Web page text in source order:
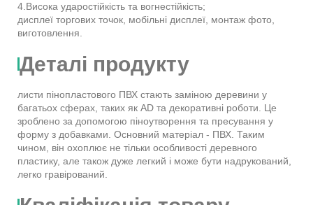
4.Висока ударостійкість та вогнестійкість;
дисплеї торгових точок, мобільні дисплеї, монтаж фото,
виготовлення.
Деталі продукту
листи пінопластового ПВХ стають заміною деревини у
багатьох сферах, таких як AD та декоративні роботи. Це
зроблено за допомогою піноутворення та пресування у
форму з добавками. Основний матеріал - ПВХ. Таким
чином, він охоплює не тільки особливості деревного
пластику, але також дуже легкий і може бути надрукований,
легко гравірований.